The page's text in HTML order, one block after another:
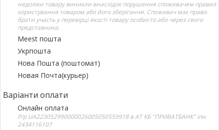
недоліки товару виникли внаслідок порушення споживачем правил
користування товаром або його зберігання. Споживач має право
брати участь у перевірці якості товару особисто або через свого
представника.
Meest пошта
Укрпошта
Нова Пошта (поштомат)
Новая Почта(курьер)
Варіанти оплати
Онлайн оплата
Р/р UA223052990000026005050559918 в АТ КБ "ПРИВАТБАНК" іпн
2434116107